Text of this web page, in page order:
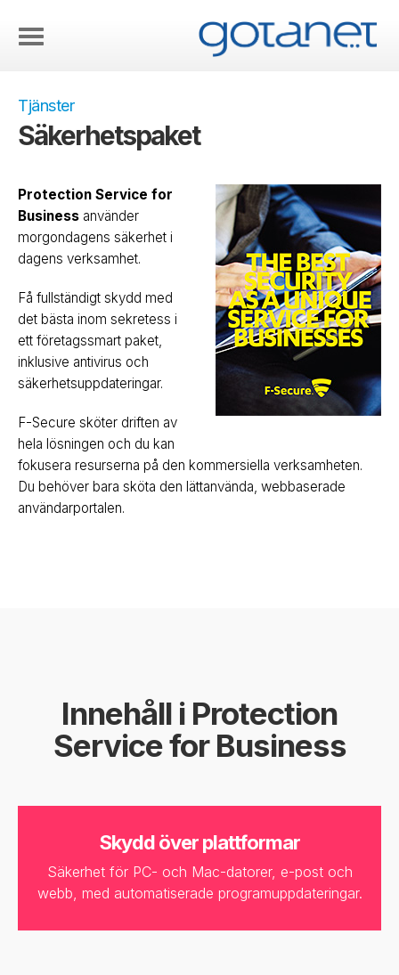
Tjänster
Säkerhetspaket
Protection Service for
Business använder
morgondagens säkerhet i
dagens verksamhet.
Få fullständigt skydd med
det bästa inom sekretess i
ett företagssmart paket,
inklusive antivirus och
säkerhetsuppdateringar.
F-Secure sköter driften av
hela lösningen och du kan
fokusera resurserna på den kommersiella verksamheten.
Du behöver bara sköta den lättanvända, webbaserade
användarportalen.
Innehåll i Protection
Service for Business
Skydd över plattformar
Säkerhet för PC- och Mac-datorer, e-post och
webb, med automatiserade programuppdateringar.